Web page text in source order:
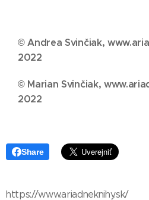
© Andrea Svinčiak,
2022
© Marian Svinčiak,
2022
Share
https://www.ariadneknihy.sk/